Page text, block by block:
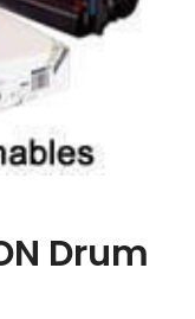
Drum